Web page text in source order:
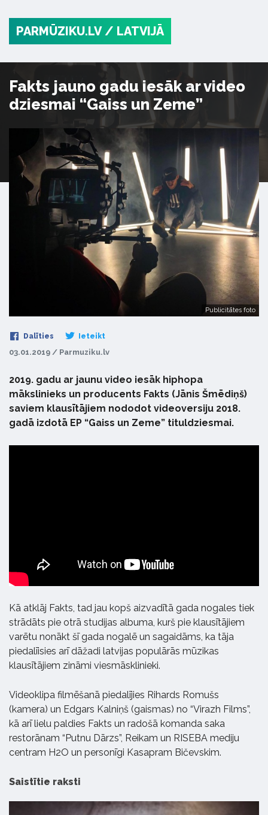
PARMŪZIKU.LV / LATVIJĀ
Fakts jauno gadu iesāk ar video
dziesmai “Gaiss un Zeme”
Publicitātes foto
Dalīties Ieteikt
03.01.2019 / Parmuziku.lv
2019. gadu ar jaunu video iesāk hiphopa
mākslinieks un producents Fakts (Jānis Šmēdiņš)
saviem klausītājiem nododot videoversiju 2018.
gadā izdotā EP “Gaiss un Zeme” tituldziesmai.
Kā atklāj Fakts, tad jau kopš aizvadītā gada nogales tiek
strādāts pie otrā studijas albuma, kurš pie klausītājiem
varētu nonākt šī gada nogalē un sagaidāms, ka tāja
piedalīisies arī dāžadi latvijas populārās mūzikas
klausītājiem zināmi viesmāsklinieki.
Videoklipa filmēšanā piedalījies Rihards Romušs
(kamera) un Edgars Kalniņš (gaismas) no “Virazh Films”,
kā arī lielu paldies Fakts un radošā komanda saka
restorānam “Putnu Dārzs”, Reikam un RISEBA mediju
centram H2O un personīgi Kasapram Bičevskim.
Saistītie raksti